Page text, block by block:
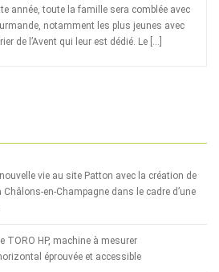
année, toute la famille sera comblée avec
notamment les plus jeunes avec
de l’Avent qui leur est dédié. Le […]
vie au site Patton avec la création de
en-Champagne dans le cadre d’une
TORO HP, machine à mesurer
éprouvée et accessible